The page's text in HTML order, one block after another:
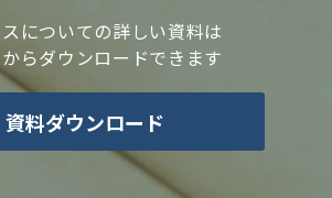
についての詳しい資料は
らダウンロードできます
資料ダウンロード